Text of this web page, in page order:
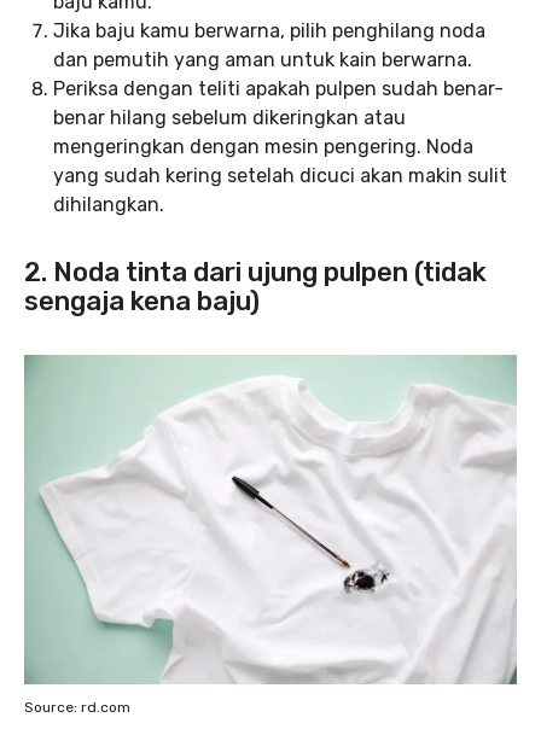
Jika baju kamu berwarna, pilih penghilang noda
dan pemutih yang aman untuk kain berwarna.
Periksa dengan teliti apakah pulpen sudah benar-
benar hilang sebelum dikeringkan atau
mengeringkan dengan mesin pengering. Noda
yang sudah kering setelah dicuci akan makin sulit
dihilangkan.
2. Noda tinta dari ujung pulpen (tidak
sengaja kena baju)
Source: rd.com